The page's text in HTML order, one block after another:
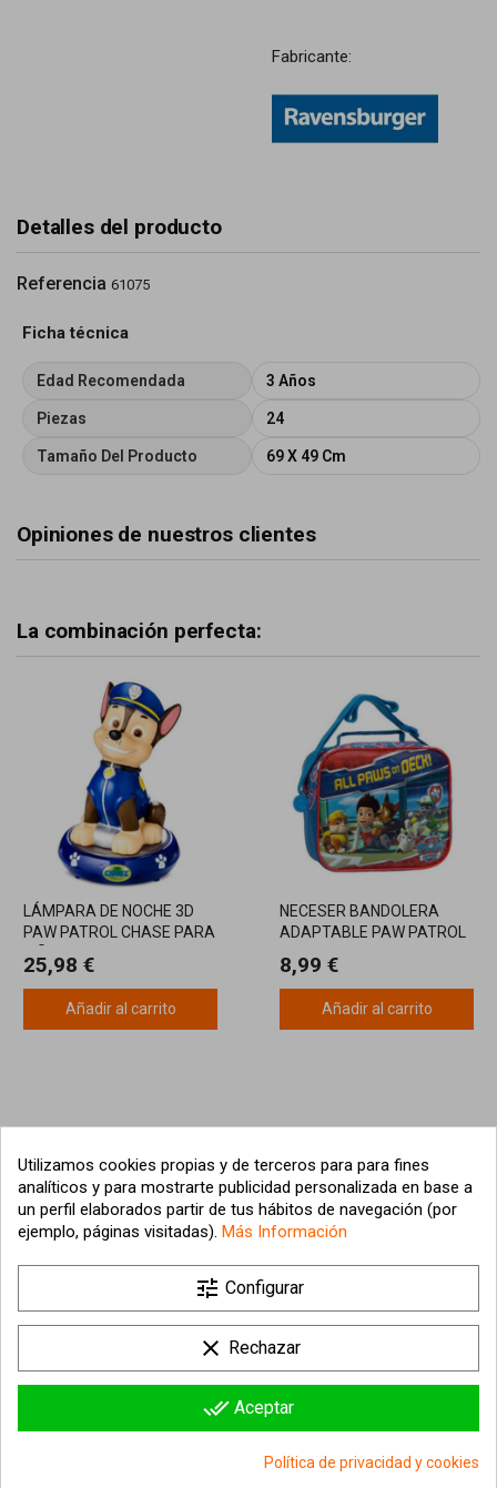
Fabricante:
Detalles del producto
Referencia 61075
Ficha técnica
Edad Recomendada 3 Años
Piezas 24
Tamaño Del Producto 69 X 49 Cm
Opiniones de nuestros clientes
La combinación perfecta:
LÁMPARA DE NOCHE 3D
PAW PATROL CHASE PARA
25,98 €
Añadir al carrito
NECESER BANDOLERA
ADAPTABLE PAW PATROL
8,99 €
Añadir al carrito
Información sobre la tienda 
Utilizamos cookies propias y de terceros para para fines
analíticos y para mostrarte publicidad personalizada en base a
un perfil elaborados partir de tus hábitos de navegación (por
ejemplo, páginas visitadas). Más Información
tune Configurar
clear Rechazar
done_all Aceptar
Política de privacidad y cookies